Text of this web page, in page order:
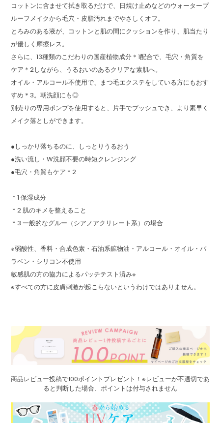
コットンに含ませて拭き取るだけで、日焼け止めなどのウォータープ
ルーフメイクから毛穴・皮脂汚れまでやさしくオフ。
とろみのある液が、コットンと肌の間にクッションを作り、肌当たり
が優しく摩擦レス。
さらに、13種類のこだわりの国産植物成分＊1配合で、毛穴・角質を
ケア＊2しながら、うるおいのあるクリアな素肌へ。
オイル・アルコール不使用で、まつ毛エクステをしている方にもおす
すめ＊3。朝洗顔にも◎
別売りの専用ポンプを使用すると、片手でプッシュでき、より素早く
メイク落としができます。
●しっかり落ちるのに、しっとりうるおう
●洗い流し・W洗顔不要の時短クレンジング
●毛穴・角質もケア＊2
＊1 保湿成分
＊2 肌のキメを整えること
＊3 一般的なグルー（シアノアクリレート系）の場合
※弱酸性、香料・合成色素・石油系鉱物油・アルコール・オイル・パ
ラベン・シリコン不使用
敏感肌の方の協力によるパッチテスト済み※
※すべての方に皮膚刺激が起こらないというわけではありません。
商品レビュー投稿で100ポイントプレゼント！※レビューが不適切であ
ると判断した場合、ポイントは付与されません